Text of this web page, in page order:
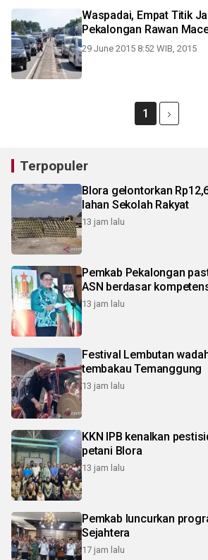
Waspadai, Empat Titik
Pekalongan Rawan
29 June 2015 8:52 WIB, 2015
1
Terpopuler
Blora gelontorkan
lahan Sekolah Rakyat
13 jam lalu
Pemkab Pekalongan
ASN berdasar
13 jam lalu
Festival Lembutan
tembakau Temanggung
13 jam lalu
KKN IPB kenalkan
petani Blora
13 jam lalu
Pemkab luncurkan
Sejahtera
17 jam lalu